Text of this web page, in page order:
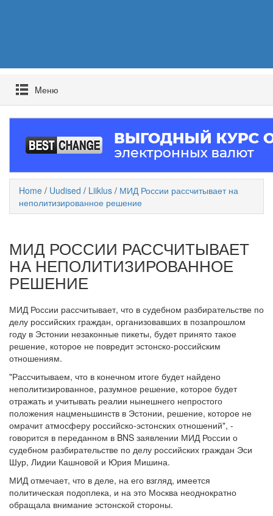
Mеню
Home / Uudised / Liiklus / МИД России рассчитывает на
неполитизированное решение
МИД РОССИИ РАССЧИТЫВАЕТ
НА НЕПОЛИТИЗИРОВАННОЕ
РЕШЕНИЕ
МИД России рассчитывает, что в судебном разбирательстве по
делу российских граждан, организовавших в позапрошлом
году в Эстонии незаконные пикеты, будет принято такое
решение, которое не повредит эстонско-российским
отношениям.
"Рассчитываем, что в конечном итоге будет найдено
неполитизированное, разумное решение, которое будет
отражать и учитывать реалии нынешнего непростого
положения нацменьшинств в Эстонии, решение, которое не
омрачит атмосферу российско-эстонских отношений", -
говорится в переданном в BNS заявлении МИД России о
судебном разбирательстве по делу российских граждан Эси
Шур, Лидии Кашновой и Юрия Мишина.
МИД отмечает, что в деле, на его взгляд, имеется
политическая подоплека, и на это Москва неоднократно
обращала внимание эстонской стороны.